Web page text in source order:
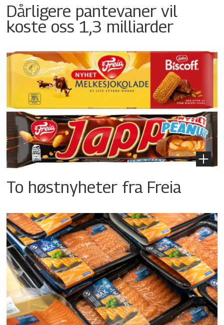
Dårligere pantevaner vil
koste oss 1,3 milliarder
To høstnyheter fra Freia